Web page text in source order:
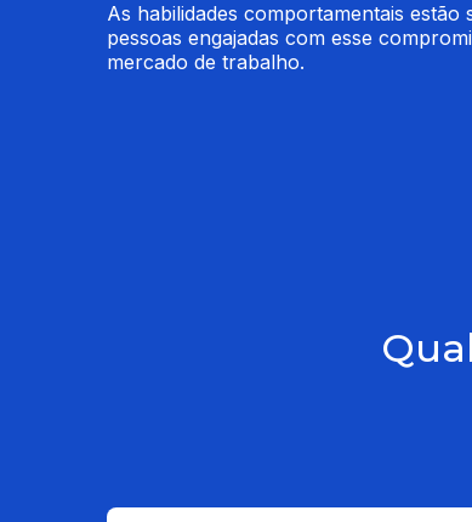
As habilidades comportamentais
pessoas engajadas com esse
mercado de trabalho.